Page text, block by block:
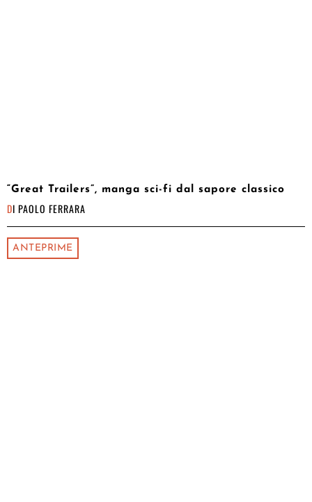
“Great Trailers”, manga sci-fi dal sapore classico
DI PAOLO FERRARA
ANTEPRIME